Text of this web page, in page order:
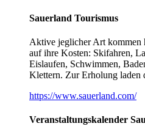
Sauerland Tourismus
Aktive jeglicher Art kommen
auf ihre Kosten: Skifahren,
Eislaufen, Schwimmen,
Klettern. Zur Erholung laden
https://www.sauerland.com/
Veranstaltungskalender